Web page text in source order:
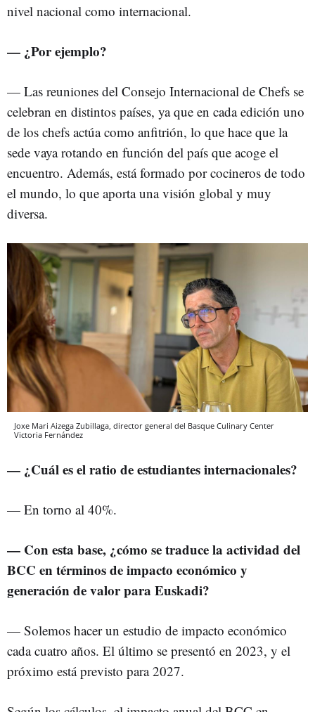
nivel nacional como internacional.
— ¿Por ejemplo?
— Las reuniones del Consejo Internacional de Chefs se
celebran en distintos países, ya que en cada edición uno
de los chefs actúa como anfitrión, lo que hace que la
sede vaya rotando en función del país que acoge el
encuentro. Además, está formado por cocineros de todo
el mundo, lo que aporta una visión global y muy
diversa.
Joxe Mari Aizega Zubillaga, director general del Basque Culinary Center
Victoria Fernández
— ¿Cuál es el ratio de estudiantes internacionales?
— En torno al 40%.
— Con esta base, ¿cómo se traduce la actividad del
BCC en términos de impacto económico y
generación de valor para Euskadi?
— Solemos hacer un estudio de impacto económico
cada cuatro años. El último se presentó en 2023, y el
próximo está previsto para 2027.